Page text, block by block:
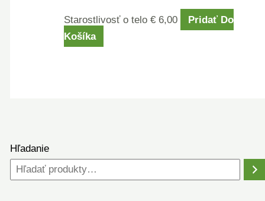
Hľadanie
Starostlivosť o telo€ 6,00
Pridať Do
Košíka